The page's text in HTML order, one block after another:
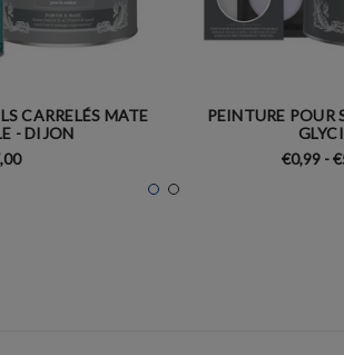
CARRELÉS MATE
- DIJON
PEINTURE POUR
€0,99 -